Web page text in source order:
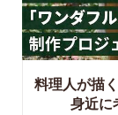
料理人が描
身近に